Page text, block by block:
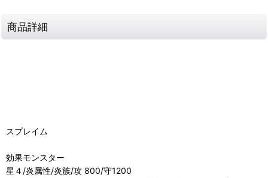
商品詳細
スプレイム
効果モンスター
星４/炎属性/炎族/攻 800/守1200